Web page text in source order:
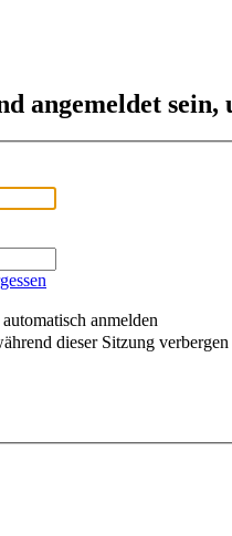
angemeldet
anmelden
dieser Sitzung verbergen